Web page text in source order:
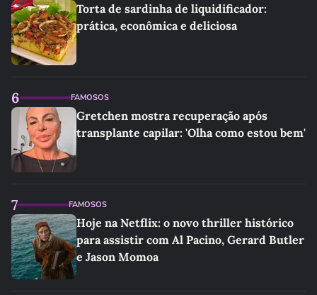
Torta de sardinha de liquidificador:
prática, econômica e deliciosa
6 FAMOSOS
Gretchen mostra recuperação após
transplante capilar: 'Olha como estou bem'
7 FAMOSOS
Hoje na Netflix: o novo thriller histórico
para assistir com Al Pacino, Gerard Butler
e Jason Momoa